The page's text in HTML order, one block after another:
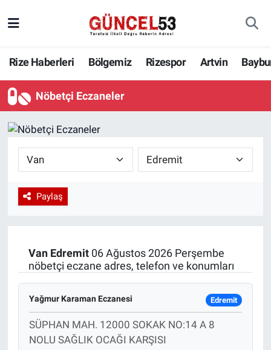
Rize Haberleri Bölgemiz Rizespor Artvin
Nöbetçi Eczaneler
Paylaş
Van Edremit06 Ağustos 2026 Perşembe
nöbetçi eczane adres, telefon ve konumları
Yağmur Karaman Eczanesi Edremit
SÜPHAN MAH. 12000 SOKAK NO:14 A 8
NOLU SAĞLIK OCAĞI KARŞISI